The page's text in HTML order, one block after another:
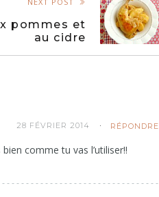
pommes et
au cidre
28 FÉVRIER 2014 RÉPONDRE
comme tu vas l’utiliser!!